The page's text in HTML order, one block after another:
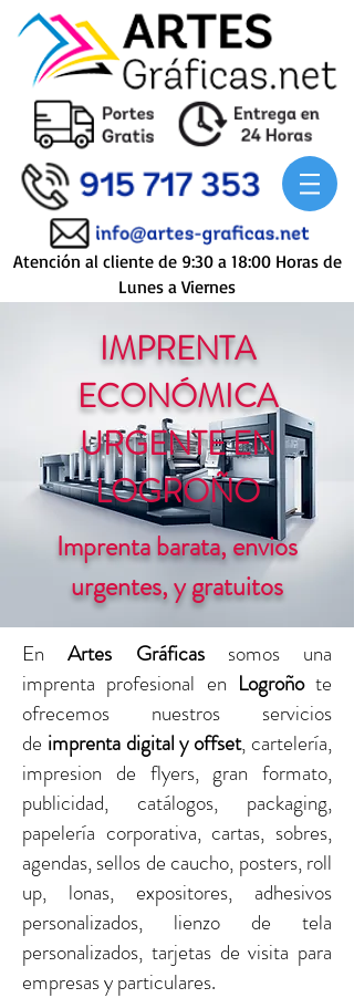
Atención al cliente de 9:30 a 18:00 Horas de
Lunes a Viernes
IMPRENTA
ECONÓMICA
URGENTE EN
LOGROÑO
Imprenta barata, envios
urgentes, y gratuitos
EnArtes Gráficas
somos una
imprenta profesional en Logroñote
ofrecemos nuestros servicios
de imprenta digital y offset, cartelería,
impresion de flyers, gran formato,
publicidad, catálogos, packaging,
papelería corporativa, cartas, sobres,
agendas, sellos de caucho, posters, roll
up, lonas, expositores, adhesivos
personalizados, lienzo de tela
personalizados, tarjetas de visita para
empresas y particulares.